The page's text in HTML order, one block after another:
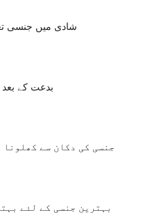
شادی میں جنسی
بدعت کے
جنسی کی دکان سے کھلونا
بہترین جنسی کے لئے